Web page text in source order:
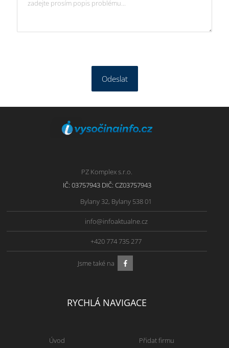
Odeslat
PZ Komplex s.r.o.
IČ: 03757943 DIČ: CZ03757943
Bylany 32, Bylany 538 01
info@infoaktualne.cz
+420 774 735 277
Jsme také na
RYCHLÁ NAVIGACE
Úvod
Přidat firmu